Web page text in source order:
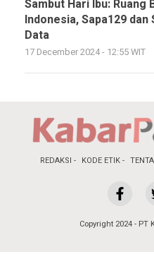
Sambut Hari Ibu: Ruang
Indonesia, Sapa129 dan
Data
17 December 2024 - 12:55 WIT
REDAKSI KODE ETIK
Copyright 2024 - PT